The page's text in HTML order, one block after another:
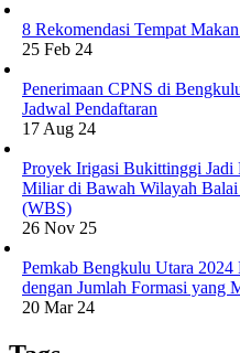
8 Rekomendasi Tempat
25 Feb 24
Penerimaan CPNS di
Jadwal Pendaftaran
17 Aug 24
Proyek Irigasi Bukittinggi Jadi
Miliar di Bawah Wilayah
(WBS)
26 Nov 25
Pemkab Bengkulu Utara
dengan Jumlah Formasi yang
20 Mar 24